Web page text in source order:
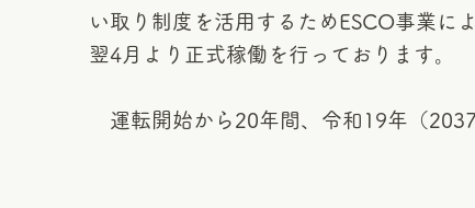
い取り制度を活用するためESCO事業に
翌4月より正式稼働を行っております。
運転開始から20年間、令和19年（2037